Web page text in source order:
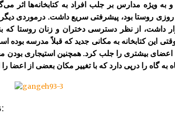
ویژه مدارس بر جلب افراد به کتابخانه‌ها اثر
روستا بود، پیشرفتی سریع داشت. درموردی دیگر،
داشت، از نظر دسترسی دختران و زنان روستا که
این کتابخانه به مکانی جدید که قبلاً مدرسه بوده
اعضای بیشتری را جلب کرد. همچنین استیجاری
نیروی انسانی: